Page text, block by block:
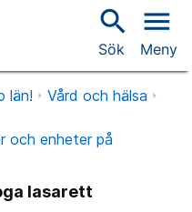
search
Sök
menu
Meny
län!
Vård och hälsa
och enheter på
lasarett